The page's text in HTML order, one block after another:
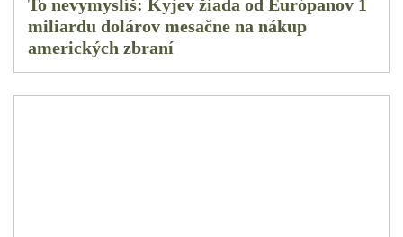
To nevymyslíš: Kyjev žiada od Európanov 1
miliardu dolárov mesačne na nákup
amerických zbraní